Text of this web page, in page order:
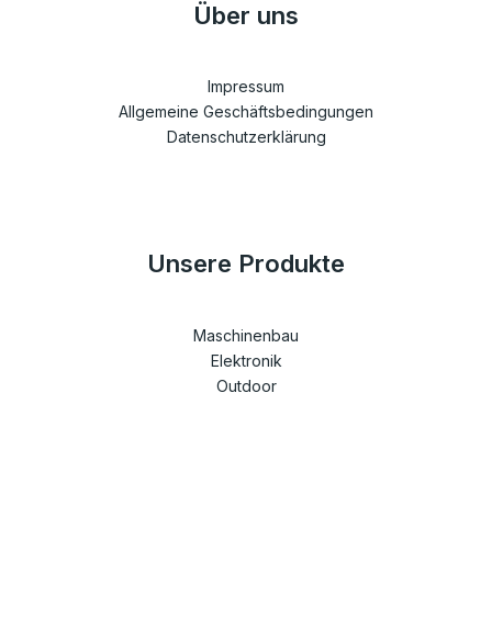
Über uns
Impressum
Allgemeine Geschäftsbedingungen
Datenschutzerklärung
Unsere Produkte
Maschinenbau
Elektronik
Outdoor